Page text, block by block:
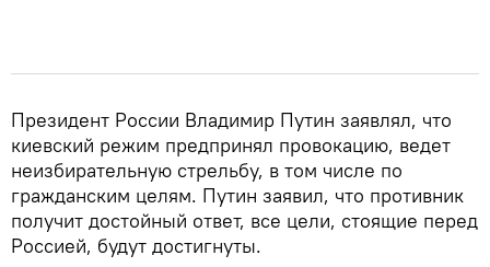
Президент России Владимир Путин заявлял, что
киевский режим предпринял провокацию, ведет
неизбирательную стрельбу, в том числе по
гражданским целям. Путин заявил, что противник
получит достойный ответ, все цели, стоящие перед
Россией, будут достигнуты.